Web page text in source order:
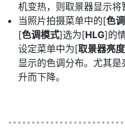
机变热，则取景器显示将
当照片拍摄菜单中的[色
[色调模式]选为[HLG]的
设定菜单中为[取景器亮度
显示的色调分布。尤其
升而下降。